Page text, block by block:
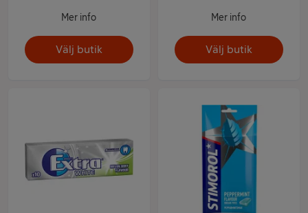
Mer info
Välj butik
Mer info
Välj butik